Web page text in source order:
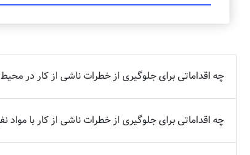
چه اقداماتی برای جلوگیری از خطرات ناشی از کار در
چه اقداماتی برای جلوگیری از خطرات ناشی از کار با مواد